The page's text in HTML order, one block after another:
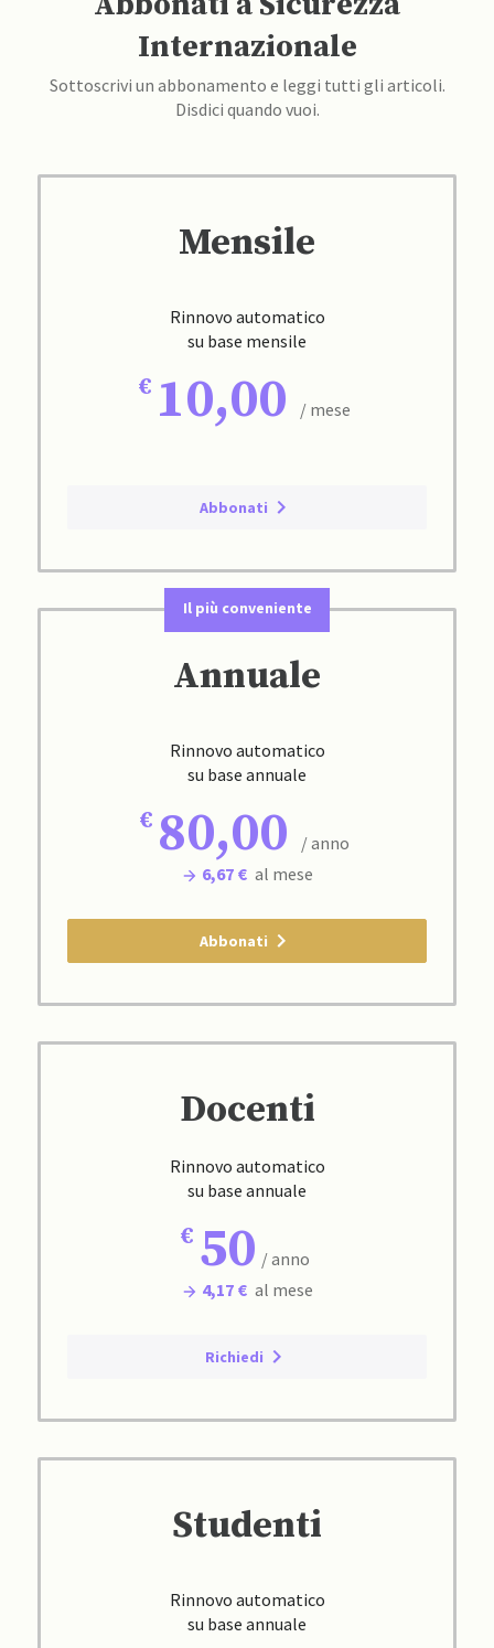
Internazionale
Sottoscrivi un abbonamento e leggi tutti gli articoli.
Disdici quando vuoi.
Mensile
Rinnovo automatico
su base mensile
10,00 / mese
Abbonati
Il più conveniente
Annuale
Rinnovo automatico
su base annuale
80,00
/ anno
6,67 € al mese
Abbonati
Docenti
Rinnovo automatico
su base annuale
50 / anno
4,17 € al mese
Richiedi
Studenti
Rinnovo automatico
su base annuale